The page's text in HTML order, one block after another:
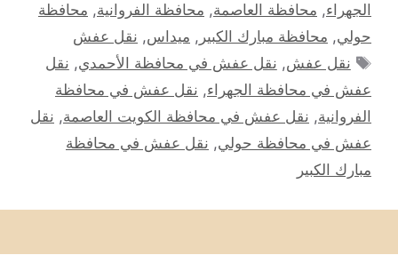
الجهراء, محافظة العاصمة, محافظة الفروانية, محافظة
حولي, محافظة مبارك الكبير , ميداس, نقل عفش
الوسوم
نقل عفش, نقل عفش في محافظة الأحمدي, نقل
عفش في محافظة الجهراء, نقل عفش في محافظة
الفروانية, نقل عفش في محافظة الكويت العاصمة, نقل
عفش في محافظة حولي, نقل عفش في محافظة
مبارك الكبير